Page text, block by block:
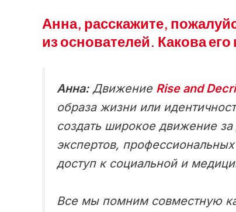
Анна, расскажите,
из основателей. Какова его
Анна:Движение Rise and
образа жизни или
создать широкое движение
экспертов,
доступ к социальной и
Все мы помним совместную